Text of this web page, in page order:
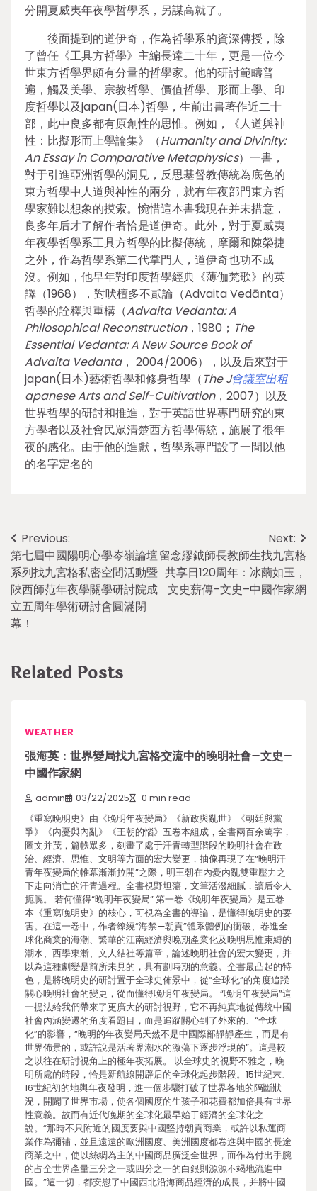
分開夏威夷年夜學哲學系，另謀高就了。
後面提到的道伊奇，作為哲學系的資深傳授，除
了曾任《工具方哲學》主編長達二十年，更是一位今
世東方哲學界頗有分量的哲學家。他的研討範疇普
遍，觸及美學、宗教哲學、價值哲學、形而上學、印
度哲學以及japan(日本)哲學，生前出書著作近二十
部，此中良多都有原創性的思惟。例如，《人道與神
性：比擬形而上學論集》（Humanity and Divinity:
An Essay in Comparative Metaphysics）一書，
對于引進亞洲哲學的洞見，反思基督教傳統為底色的
東方哲學中人道與神性的兩分，就有年夜部門東方哲
學家難以想象的摸索。惋惜這本書我現在并未措意，
良多年后才了解作者恰是道伊奇。此外，對于夏威夷
年夜學哲學系工具方哲學的比擬傳統，摩爾和陳榮捷
之外，作為哲學系第二代掌門人，道伊奇也功不成
沒。例如，他早年對印度哲學經典《薄伽梵歌》的英
譯（1968），對吠檀多不貳論（Advaita Vedānta）
哲學的詮釋與重構（Advaita Vedanta: A
Philosophical Reconstruction，1980； The
Essential Vedanta: A New Source Book of
Advaita Vedanta， 2004/2006），以及后來對于
japan(日本)藝術哲學和修身哲學（ The J會議室出租
apanese Arts and Self-Cultivation，2007）以及
世界哲學的研討和推進，對于英語世界專門研究的東
方學者以及社會民眾清楚西方哲學傳統，施展了很年
夜的感化。由于他的進獻，哲學系專門設了一間以他
的名字定名的
Post
navigation
Previous:
第七屆中國陽明心學岑嶺論壇
系列找九宮格私密空間活動暨
陜西師范年夜學關學研討院成
立五周年學術研討會圓滿閉
幕！
Next:
留念繆鉞師長教師生找九宮格
共享日120周年：冰繭如玉，
文史薪傳–文史–中國作家網
Related Posts
WEATHER
張海英：世界變局找九宮格交流中的晚明社會–文史–
中國作家網
admin 03/22/2025 0 min read
《重寫晚明史》由《晚明年夜變局》《新政與亂世》《朝廷與黨
爭》《內憂與內亂》《王朝的惱》五卷本組成，全書兩百余萬字，
圖文并茂，篇帙眾多，刻畫了處于汗青轉型階段的晚明社會在政
治、經濟、思惟、文明等方面的宏大變更，抽像再現了在“晚明汗
青年夜變局的帷幕漸漸拉開”之際，明王朝在內憂內亂雙重壓力之
下走向消亡的汗青過程。全書視野坦蕩，文筆活潑細膩，讀后令人
扼腕。 若何懂得“晚明年夜變局” 第一卷《晚明年夜變局》是五卷
本《重寫晚明史》的核心，可視為全書的導論，是懂得晚明史的要
害。在這一卷中，作者繚繞“海禁—朝貢”體系體例的衝破、卷進全
球化商業的海潮、繁華的江南經濟與晚期產業化及晚明思惟束縛的
潮水、西學東漸、文人結社等篇章，論述晚明社會的宏大變更，并
以為這種劇變是前所未見的，具有劃時期的意義。全書最凸起的特
色，是將晚明史的研討置于全球史佈景中，從“全球化”的角度追蹤
關心晚明社會的變更，從而懂得晚明年夜變局。 “晚明年夜變局”這
一提法給我們帶來了更廣大的研討視野，它不再純真地從傳統中國
社會內涵變遷的角度看題目，而是追蹤關心到了外來的、“全球
化”的影響，“晚明的年夜變局天然不是中國際部靜靜產生，而是有
世界佈景的，或許說是活著界潮水的激蕩下逐步浮現的”。這是較
之以往在研討視角上的極年夜拓展。 以全球史的視野不雅之，晚
明所處的時段，恰是新航線開辟后的全球化起步階段。15世紀末、
16世紀初的地輿年夜發明，進一個步驟打破了世界各地的隔斷狀
況，開闢了世界市場，使各個國度的生孩子和花費都加倍具有世界
性意義。故而有近代晚期的全球化最早始于經濟的全球化之
說。“那時不只附近的國度要與中國堅持朝貢商業，或許以私運商
業作為彌補，並且遠遠的歐洲國度、美洲國度都卷進與中國的長途
商業之中，使以絲綢為主的中國商品廣泛全世界，而作為付出手腕
的占全世界產量三分之一或四分之一的白銀則源源不竭地流進中
國。”這一切，都安慰了中國西北沿海商品經濟的成長，并將中國